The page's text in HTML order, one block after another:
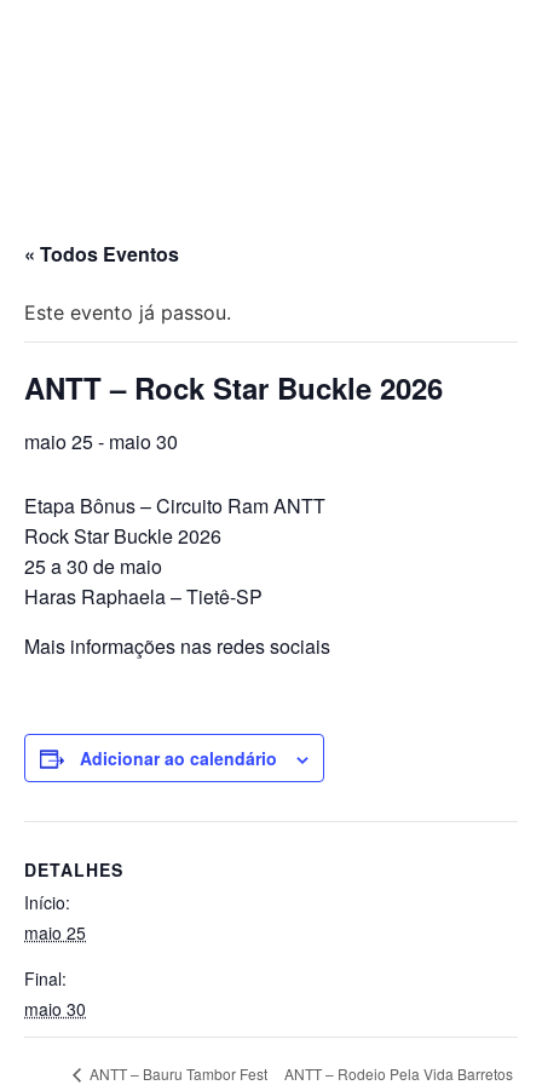
« Todos Eventos
Este evento já passou.
ANTT – Rock Star Buckle 2026
maio 25- maio 30
Etapa Bônus – Circuito Ram ANTT
Rock Star Buckle 2026
25 a 30 de maio
Haras Raphaela – Tietê-SP
Mais informações nas redes sociais
Adicionar ao calendário
DETALHES
Início:
maio 25
Final:
maio 30
ANTT – Bauru Tambor Fest ANTT – Rodeio Pela Vida Barretos